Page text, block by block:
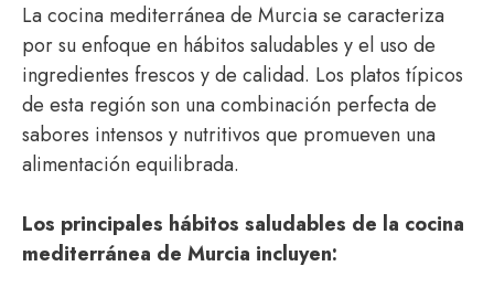
La cocina mediterránea de Murcia se caracteriza
por su enfoque en hábitos saludables y el uso de
ingredientes frescos y de calidad. Los platos típicos
de esta región son una combinación perfecta de
sabores intensos y nutritivos que promueven una
alimentación equilibrada.
Los principales hábitos saludables de la cocina
mediterránea de Murcia incluyen: